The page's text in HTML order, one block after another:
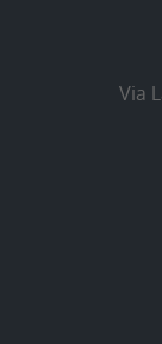
Via